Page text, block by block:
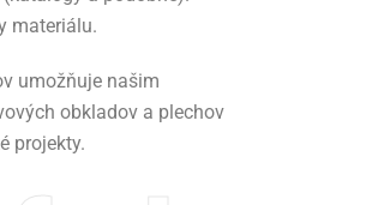
materiálu.
umožňuje našim
obkladov a plechov
projekty.